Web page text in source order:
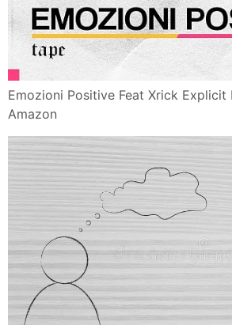
Emozioni Positive Feat Xrick Explicit
Amazon